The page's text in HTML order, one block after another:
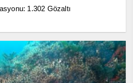
1.302 Gözaltı